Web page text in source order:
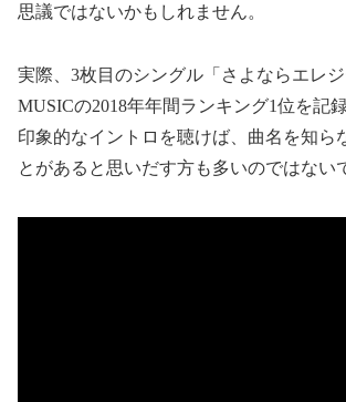
思議ではないかもしれません。
実際、3枚目のシングル「さよならエレ
MUSICの2018年年間ランキング1位を記
印象的なイントロを聴けば、曲名を知ら
とがあると思いだす方も多いのではない